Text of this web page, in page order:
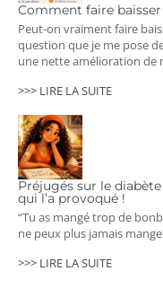
Comment faire
Peut-on vraiment faire
question que je me pose
une nette amélioration de
>>> LIRE LA SUITE
Préjugés sur le diabète
qui l’a provoqué !
“Tu as mangé trop de
ne peux plus jamais
>>> LIRE LA SUITE